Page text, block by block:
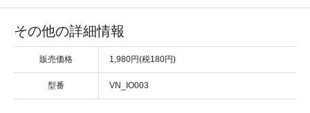
その他の詳細情報
販売価格 1,980円(税180円)
型番 VN_IO003